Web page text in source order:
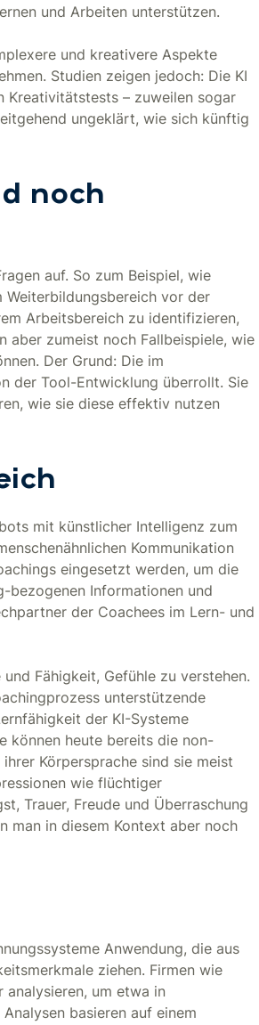
und Arbeiten unterstützen.
und kreativere Aspekte
Studien zeigen jedoch: Die KI
Kreativitätstests – zuweilen sogar
ungeklärt, wie sich künftig
noch
auf. So zum Beispiel, wie
vor der
Arbeitsbereich zu identifizieren,
aber zumeist noch Fallbeispiele, wie
Der Grund: Die im
der Tool-Entwicklung überrollt. Sie
wie sie diese effektiv nutzen
mit künstlicher Intelligenz zum
Kommunikation
eingesetzt werden, um die
bezogenen Informationen und
der Coachees im Lern- und
Fähigkeit, Gefühle zu verstehen.
unterstützende
der KI-Systeme
können heute bereits die non-
Körpersprache sind sie meist
wie flüchtiger
Trauer, Freude und Überraschung
man in diesem Kontext aber noch
Anwendung, die aus
ziehen. Firmen wie
um etwa in
basieren auf einem